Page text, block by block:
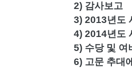
2) 감사보고
3) 2013년도 사
4) 2014년도 사업
5) 수당 및 여비지
6) 고문 추대에 관